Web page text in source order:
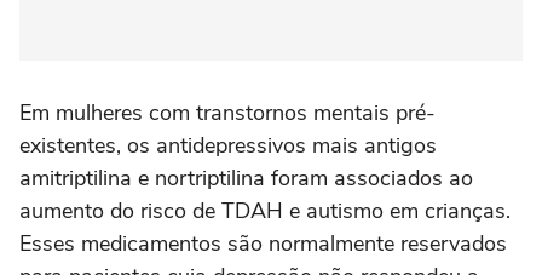
Em mulheres com transtornos mentais pré-
existentes, os antidepressivos ‌mais antigos
amitriptilina e nortriptilina foram associados ao
aumento do risco de TDAH e autismo em crianças.
Esses medicamentos são normalmente reservados